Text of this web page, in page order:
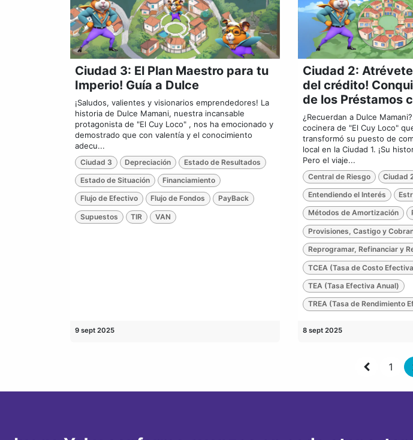
Ciudad 3: El Plan Maestro para tu
Imperio! Guía a Dulce
¡Saludos, valientes y visionarios emprendedores! La
historia de Dulce Mamani, nuestra incansable
protagonista de "El Cuy Loco" , nos ha emocionado y
demostrado que con valentía y el conocimiento
adecu...
Ciudad 3 Depreciación Estado de Resultados
Estado de Situación Financiamiento
Flujo de Efectivo Flujo de Fondos PayBack
Supuestos TIR VAN
9 sept 2025
Ciudad 2:
del crédito!
de los Préstamos
¿Recuerdan a Dulce
cocinera de "El Cuy Loco"
transformó su puesto de
local en la Ciudad 1. ¡Su
Pero el viaje...
Central de Riesgo Ciudad
Entendiendo el Interés
Métodos de Amortización
Provisiones, Castigo y
Reprogramar, Refinanciar y
TCEA (Tasa de Costo
TEA (Tasa Efectiva Anual)
TREA (Tasa de Rendimiento
8 sept 2025
1